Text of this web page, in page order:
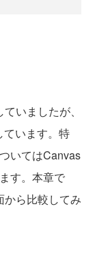
いましたが、
ています。特
いてはCanvas
す。本章で
ら比較してみ